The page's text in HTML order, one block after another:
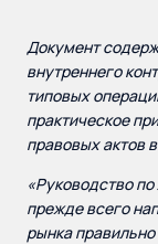
Документ
внутреннего
типовых
практическое
правовых актов
«Руководство
прежде всего
рынка